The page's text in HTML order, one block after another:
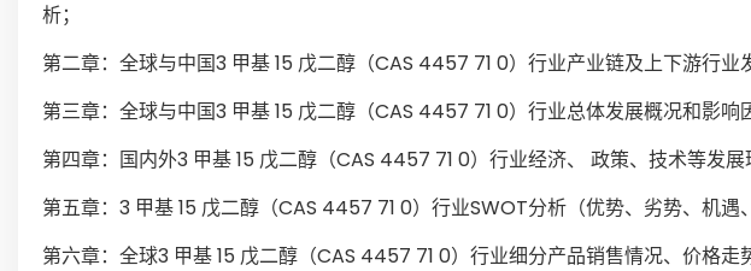
析；
第二章：全球与中国3 甲基 15 戊二醇（CAS 4457 71 0）行业产业链及上下游行业
第三章：全球与中国3 甲基 15 戊二醇（CAS 4457 71 0）行业总体发展概况和影响
第四章：国内外3 甲基 15 戊二醇（CAS 4457 71 0）行业经济、 政策、技术等发展
第五章：3 甲基 15 戊二醇（CAS 4457 71 0）行业SWOT分析（优势、劣势、机遇
第六章：全球3 甲基 15 戊二醇（CAS 4457 71 0）行业细分产品销售情况、价格走